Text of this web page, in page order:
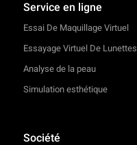
Service en ligne
Essai De Maquillage Virtuel
Essayage Virtuel De Lunettes
Analyse de la peau
Simulation esthétique
Société